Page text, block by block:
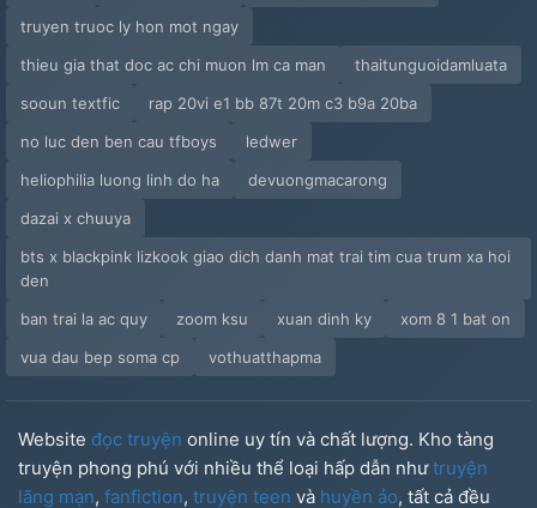
truyen truoc ly hon mot ngay
thieu gia that doc ac chi muon lm ca man
thaitunguoidamluata
sooun textfic
rap 20vi e1 bb 87t 20m c3 b9a 20ba
no luc den ben cau tfboys
ledwer
heliophilia luong linh do ha
devuongmacarong
dazai x chuuya
bts x blackpink lizkook giao dich danh mat trai tim cua trum xa hoi
den
ban trai la ac quy
zoom ksu xuan dinh ky
xom 8 1 bat on
vua dau bep soma cp
vothuatthapma
Website đọc truyện online uy tín và chất lượng. Kho tàng
truyện phong phú với nhiều thể loại hấp dẫn nhưtruyện
lãng mạn, fanfiction, truyện teen và huyền ảo, tất cả đều